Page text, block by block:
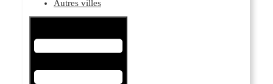
Autres villes